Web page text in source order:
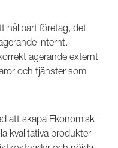
hållbart företag, det
internt.
agerande externt
och tjänster som
att skapa Ekonomisk
kvalitativa produkter